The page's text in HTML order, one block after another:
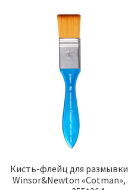
Кисть-флейц для размывки
Winsor&Newton «Cotman»,